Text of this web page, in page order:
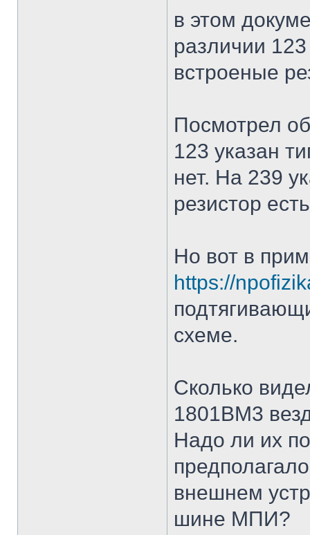
в этом
различии
встроеные
Посмотрел
123 указан
нет. На 239
резистор
Но вот в
https://
схеме.
Сколько
1801ВМ3
Надо ли их
внешнем
шине МПИ?